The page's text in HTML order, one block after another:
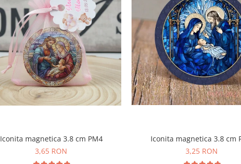
Iconita magnetica 3.8 cm PM4
3,65 RON
Iconita magnetica 3.8 cm
3,25 RON